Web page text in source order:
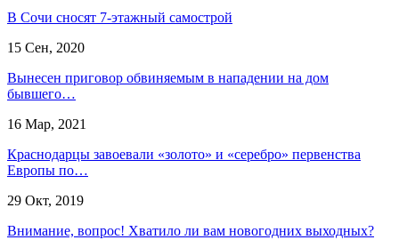
В Сочи сносят 7-этажный самострой
15 Сен, 2020
Вынесен приговор обвиняемым в нападении на дом
бывшего…
16 Мар, 2021
Краснодарцы завоевали «золото» и «серебро» первенства
Европы по…
29 Окт, 2019
Внимание, вопрос! Хватило ли вам новогодних выходных?